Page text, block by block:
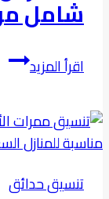
شامل
اقرأ المزيدتصميم
وتنفيذ
في
دليل
تنسيق حدائق